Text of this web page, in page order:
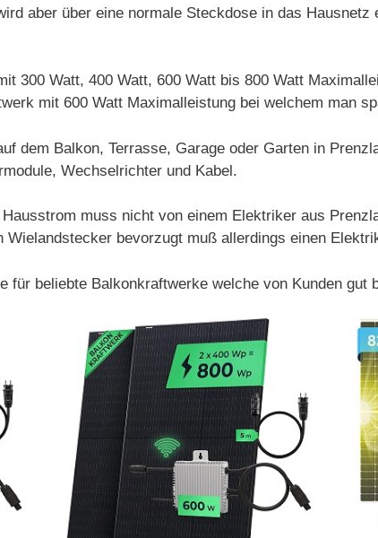
aber über eine normale Steckdose in das Hausnetz
300 Watt, 400 Watt, 600 Watt bis 800 Watt
mit 600 Watt Maximalleistung bei welchem man
dem Balkon, Terrasse, Garage oder Garten in
Wechselrichter und Kabel.
muss nicht von einem Elektriker aus
Wielandstecker bevorzugt muß allerdings einen
für beliebte Balkonkraftwerke welche von Kunden gut